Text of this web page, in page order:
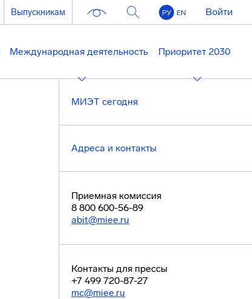
Выпускникам РУ EN Войти
Международная деятельность Приоритет 2030
МИЭТ сегодня
Адреса и контакты
Приемная комиссия
8 800 600-56-89
abit@miee.ru
Контакты для прессы
+7 499 720-87-27
mc@miee.ru